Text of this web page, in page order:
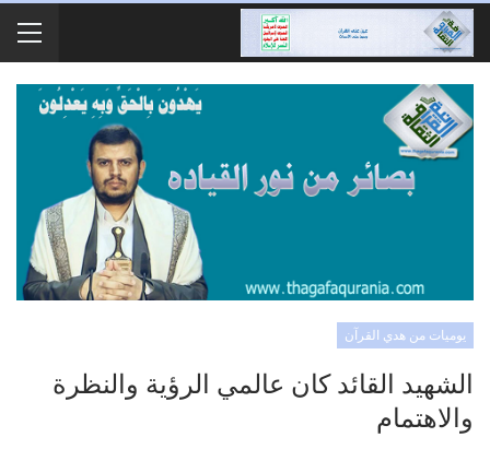
يوميات من هدي القرآن
الشهيد القائد كان عالمي الرؤية والنظرة
والاهتمام